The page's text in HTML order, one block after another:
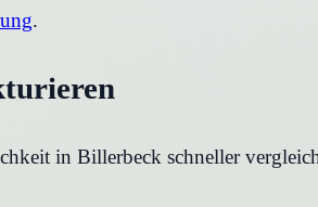
.
in Billerbeck schneller